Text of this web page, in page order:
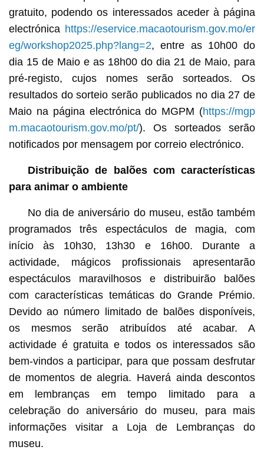
gratuito, podendo os interessados aceder à página
electrónica https://eservice.macaotourism.gov.mo/er
eg/workshop2025.php?lang=2, entre as 10h00 do
dia 15 de Maio e as 18h00 do dia 21 de Maio, para
pré-registo, cujos nomes serão sorteados. Os
resultados do sorteio serão publicados no dia 27 de
Maio na página electrónica do MGPM (https://mgp
m.macaotourism.gov.mo/pt/). Os sorteados serão
notificados por mensagem por correio electrónico.
Distribuição de balões com características
para animar o ambiente
No dia de aniversário do museu, estão também
programados três espectáculos de magia, com
início às 10h30, 13h30 e 16h00. Durante a
actividade, mágicos profissionais apresentarão
espectáculos maravilhosos e distribuirão balões
com características temáticas do Grande Prémio.
Devido ao número limitado de balões disponíveis,
os mesmos serão atribuídos até acabar. A
actividade é gratuita e todos os interessados são
bem-vindos a participar, para que possam desfrutar
de momentos de alegria. Haverá ainda descontos
em lembranças em tempo limitado para a
celebração do aniversário do museu, para mais
informações visitar a Loja de Lembranças do
museu.